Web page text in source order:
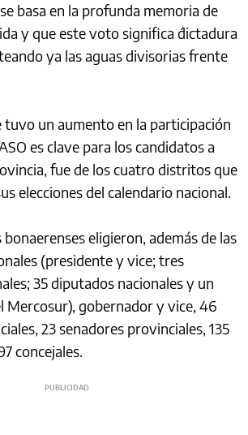
basa en la profunda memoria de
y que este voto significa ´dictadura
ya las aguas divisorias frente
tuvo un aumento en la participación
es clave para los candidatos a
fue de los cuatro distritos que
elecciones del calendario nacional.
eligieron, además de las
(presidente y vice; tres
35 diputados nacionales y un
Mercosur), gobernador y vice, 46
23 senadores provinciales, 135
concejales.